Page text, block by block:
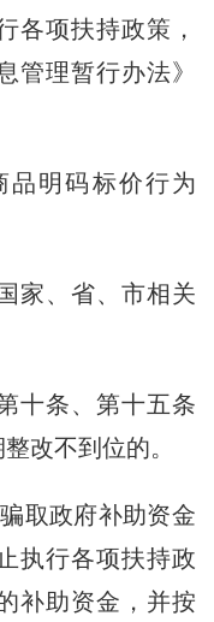
各项扶持政策，
管理暂行办法》
明码标价行为
、省、市相关
条、第十五条
改不到位的。
取政府补助资金
执行各项扶持政
补助资金，并按